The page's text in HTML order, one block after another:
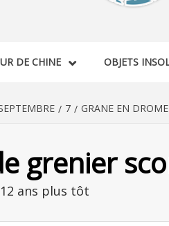
DE CHINE OBJETS
7 GRANE EN
grenier
12 ans plus tôt